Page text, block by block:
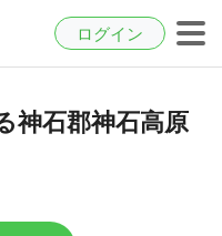
ログイン
神石郡神石高原